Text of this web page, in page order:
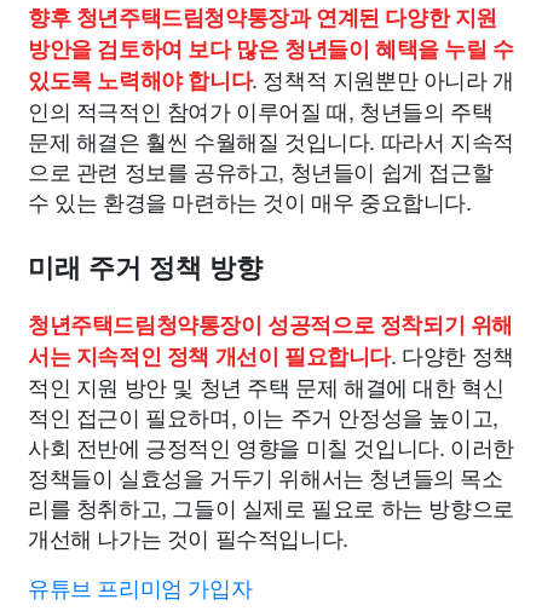
향후 청년주택드림청약통장과 연계된 다양한 지원
방안을 검토하여 보다 많은 청년들이 혜택을 누릴 수
있도록 노력해야 합니다. 정책적 지원뿐만 아니라 개
인의 적극적인 참여가 이루어질 때, 청년들의 주택
문제 해결은 훨씬 수월해질 것입니다. 따라서 지속적
으로 관련 정보를 공유하고, 청년들이 쉽게 접근할
수 있는 환경을 마련하는 것이 매우 중요합니다.
미래 주거 정책 방향
청년주택드림청약통장이 성공적으로 정착되기 위해
서는 지속적인 정책 개선이 필요합니다. 다양한 정책
적인 지원 방안 및 청년 주택 문제 해결에 대한 혁신
적인 접근이 필요하며, 이는 주거 안정성을 높이고,
사회 전반에 긍정적인 영향을 미칠 것입니다. 이러한
정책들이 실효성을 거두기 위해서는 청년들의 목소
리를 청취하고, 그들이 실제로 필요로 하는 방향으로
개선해 나가는 것이 필수적입니다.
유튜브 프리미엄 가입자